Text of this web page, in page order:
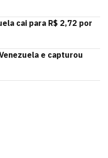
cai para R$ 2,72 por
e capturou